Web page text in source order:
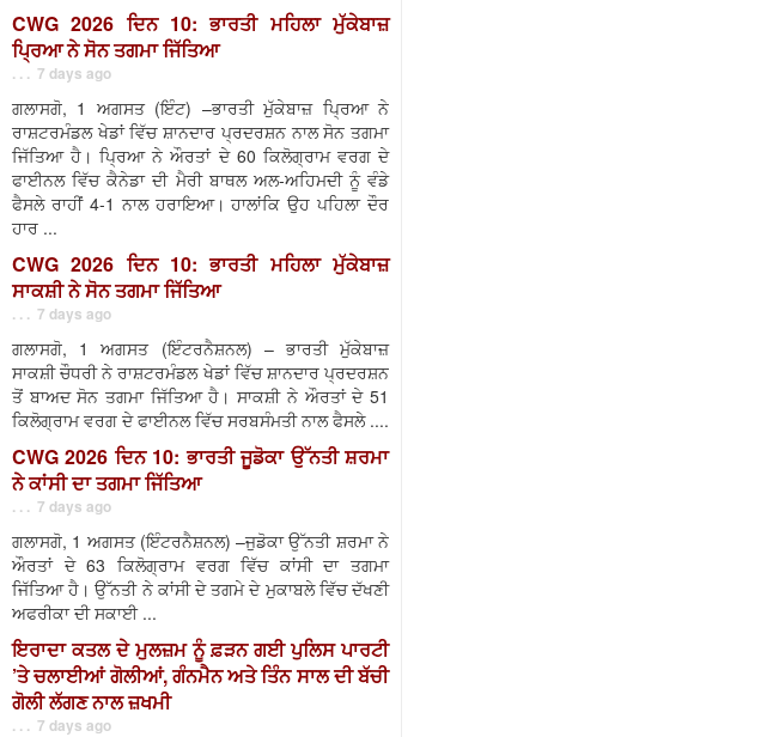
CWG 2026 ਦਿਨ 10: ਭਾਰਤੀ ਮਹਿਲਾ ਮੁੱਕੇਬਾਜ਼
ਪ੍ਰਿਆ ਨੇ ਸੋਨ ਤਗਮਾ ਜਿੱਤਿਆ
. . . 7 days ago
ਗਲਾਸਗੋ, 1 ਅਗਸਤ (ਇੰਟ) –ਭਾਰਤੀ ਮੁੱਕੇਬਾਜ਼ ਪ੍ਰਿਆ ਨੇ
ਰਾਸ਼ਟਰਮੰਡਲ ਖੇਡਾਂ ਵਿੱਚ ਸ਼ਾਨਦਾਰ ਪ੍ਰਦਰਸ਼ਨ ਨਾਲ ਸੋਨ ਤਗਮਾ
ਜਿੱਤਿਆ ਹੈ। ਪ੍ਰਿਆ ਨੇ ਔਰਤਾਂ ਦੇ 60 ਕਿਲੋਗ੍ਰਾਮ ਵਰਗ ਦੇ
ਫਾਈਨਲ ਵਿੱਚ ਕੈਨੇਡਾ ਦੀ ਮੈਰੀ ਬਾਥਲ ਅਲ-ਅਹਿਮਦੀ ਨੂੰ ਵੰਡੇ
ਫੈਸਲੇ ਰਾਹੀਂ 4-1 ਨਾਲ ਹਰਾਇਆ। ਹਾਲਾਂਕਿ ਉਹ ਪਹਿਲਾ ਦੌਰ
ਹਾਰ ...
CWG 2026 ਦਿਨ 10: ਭਾਰਤੀ ਮਹਿਲਾ ਮੁੱਕੇਬਾਜ਼
ਸਾਕਸ਼ੀ ਨੇ ਸੋਨ ਤਗਮਾ ਜਿੱਤਿਆ
. . . 7 days ago
ਗਲਾਸਗੋ, 1 ਅਗਸਤ (ਇੰਟਰਨੈਸ਼ਨਲ) – ਭਾਰਤੀ ਮੁੱਕੇਬਾਜ਼
ਸਾਕਸ਼ੀ ਚੌਧਰੀ ਨੇ ਰਾਸ਼ਟਰਮੰਡਲ ਖੇਡਾਂ ਵਿੱਚ ਸ਼ਾਨਦਾਰ ਪ੍ਰਦਰਸ਼ਨ
ਤੋਂ ਬਾਅਦ ਸੋਨ ਤਗਮਾ ਜਿੱਤਿਆ ਹੈ। ਸਾਕਸ਼ੀ ਨੇ ਔਰਤਾਂ ਦੇ 51
ਕਿਲੋਗ੍ਰਾਮ ਵਰਗ ਦੇ ਫਾਈਨਲ ਵਿੱਚ ਸਰਬਸੰਮਤੀ ਨਾਲ ਫੈਸਲੇ ....
CWG 2026 ਦਿਨ 10: ਭਾਰਤੀ ਜੂਡੋਕਾ ਉੱਨਤੀ ਸ਼ਰਮਾ
ਨੇ ਕਾਂਸੀ ਦਾ ਤਗਮਾ ਜਿੱਤਿਆ
. . . 7 days ago
ਗਲਾਸਗੋ, 1 ਅਗਸਤ (ਇੰਟਰਨੈਸ਼ਨਲ) –ਜੁਡੋਕਾ ਉੱਨਤੀ ਸ਼ਰਮਾ ਨੇ
ਔਰਤਾਂ ਦੇ 63 ਕਿਲੋਗ੍ਰਾਮ ਵਰਗ ਵਿੱਚ ਕਾਂਸੀ ਦਾ ਤਗਮਾ
ਜਿੱਤਿਆ ਹੈ। ਉੱਨਤੀ ਨੇ ਕਾਂਸੀ ਦੇ ਤਗਮੇ ਦੇ ਮੁਕਾਬਲੇ ਵਿੱਚ ਦੱਖਣੀ
ਅਫਰੀਕਾ ਦੀ ਸਕਾਈ ...
ਇਰਾਦਾ ਕਤਲ ਦੇ ਮੁਲਜ਼ਮ ਨੂੰ ਫ਼ੜਨ ਗਈ ਪੁਲਿਸ ਪਾਰਟੀ
’ਤੇ ਚਲਾਈਆਂ ਗੋਲੀਆਂ, ਗੰਨਮੈਨ ਅਤੇ ਤਿੰਨ ਸਾਲ ਦੀ ਬੱਚੀ
ਗੋਲੀ ਲੱਗਣ ਨਾਲ ਜ਼ਖਮੀ
. . . 7 days ago